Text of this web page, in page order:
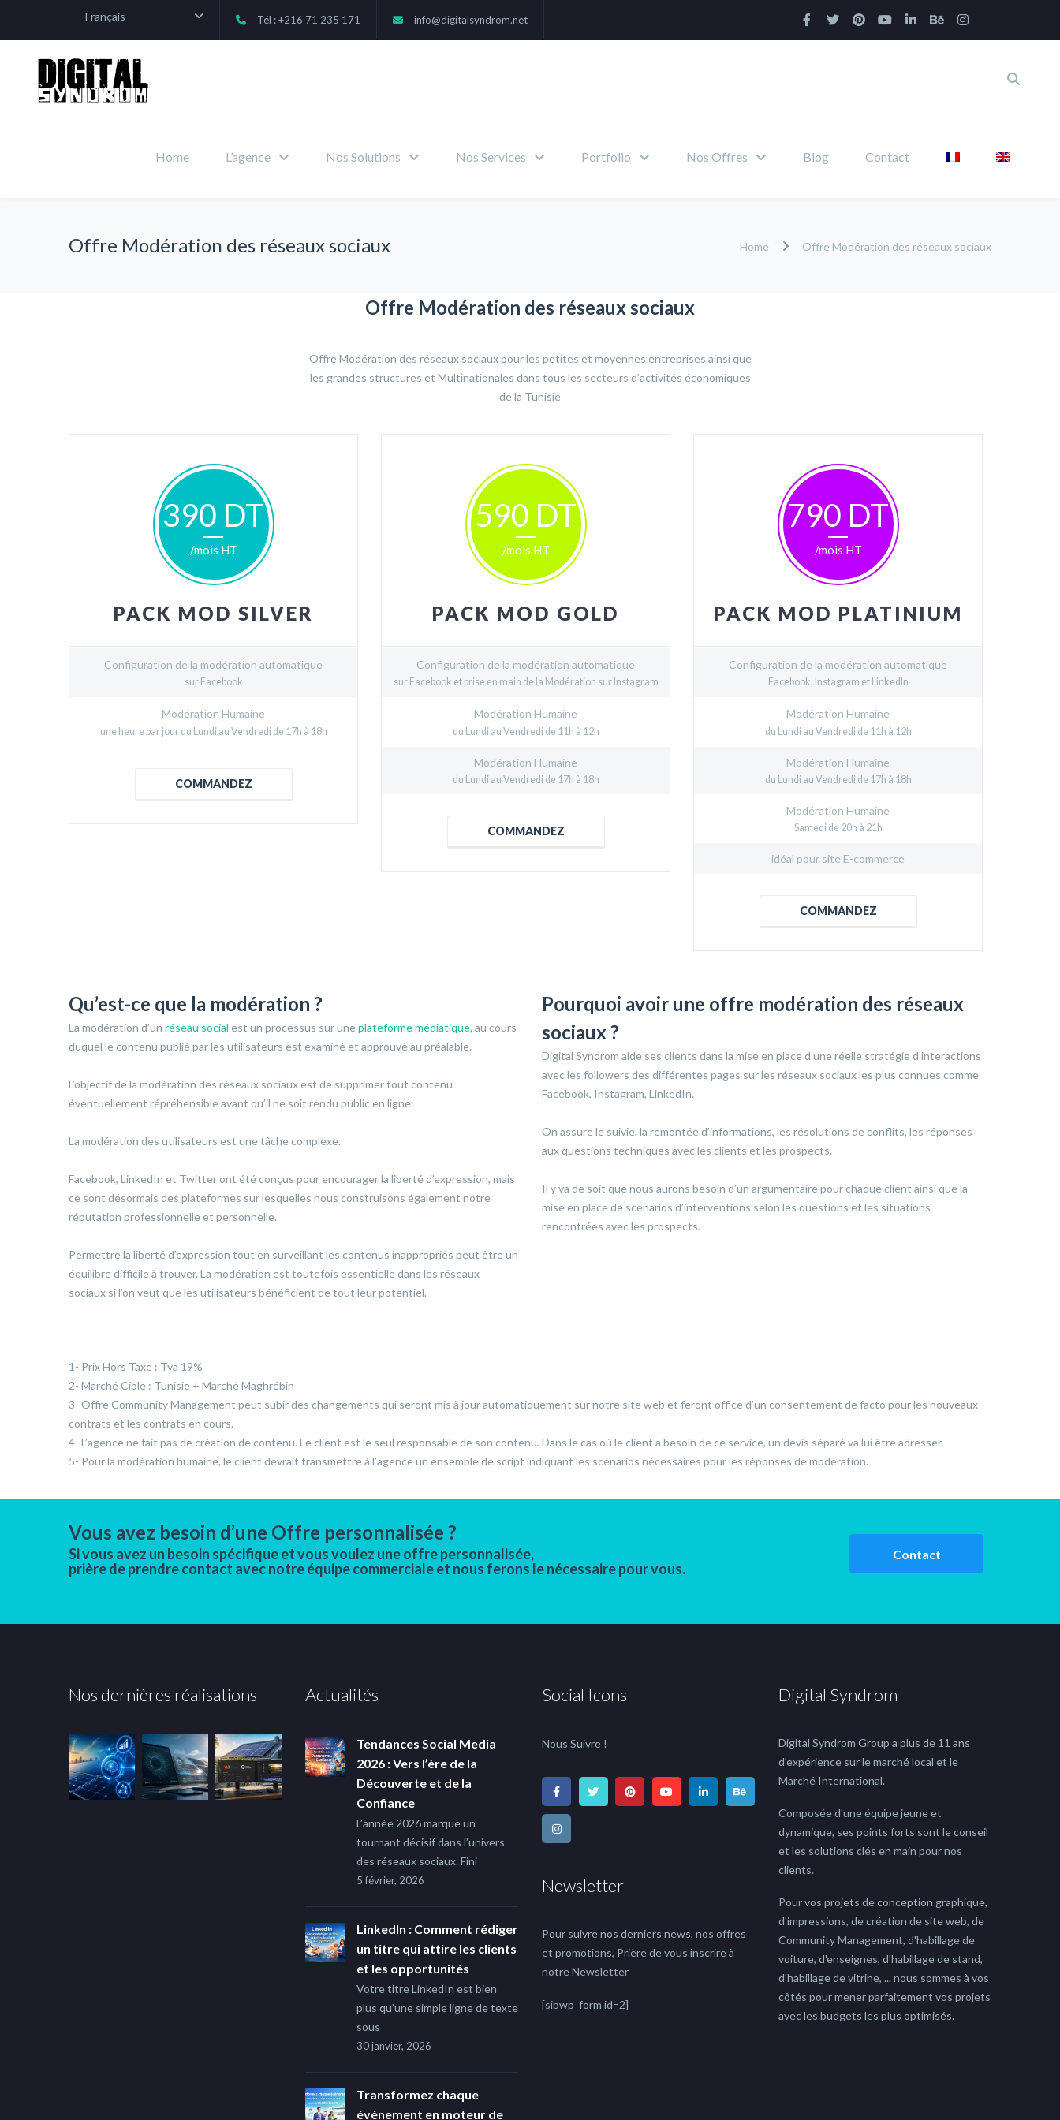
Français Tél : +216 71 235 171 info@digitalsyndrom.net
Home L’agence Nos Solutions Nos Services Portfolio Nos Offres Blog Contact
Offre Modération des réseaux sociaux Home Offre Modération des réseaux sociaux
Offre Modération des réseaux sociaux
Offre Modération des réseaux sociaux pour les petites et moyennes entreprises ainsi que
les grandes structures et Multinationales dans tous les secteurs d’activités économiques
de la Tunisie
PACK MOD SILVER
390 DT
/mois HT
Configuration de la modération automatique
sur Facebook
Modération Humaine
une heure par jour du Lundi au Vendredi de 17h à 18h
COMMANDEZ
PACK MOD GOLD
590 DT
/mois HT
Configuration de la modération automatique
sur Facebook et prise en main de la Modération sur Instagram
Modération Humaine
du Lundi au Vendredi de 11h à 12h
Modération Humaine
du Lundi au Vendredi de 17h à 18h
COMMANDEZ
PACK MOD PLATINIUM
790 DT
/mois HT
Configuration de la modération automatique
Facebook, Instagram et LinkedIn
Modération Humaine
du Lundi au Vendredi de 11h à 12h
Modération Humaine
du Lundi au Vendredi de 17h à 18h
Modération Humaine
Samedi de 20h à 21h
idéal pour site E-commerce
COMMANDEZ
Qu’est-ce que la modération ?
La modération d’un réseau social est un processus sur uneplateforme médiatique, au cours
duquel le contenu publié par les utilisateurs est examiné et approuvé au préalable.
L’objectif de la modération des réseaux sociaux est de supprimer tout contenu
éventuellement répréhensible avant qu’il ne soit rendu public en ligne.
La modération des utilisateurs est une tâche complexe.
Facebook, LinkedIn et Twitter ont été conçus pour encourager la liberté d’expression, mais
ce sont désormais des plateformes sur lesquelles nous construisons également notre
réputation professionnelle et personnelle.
Permettre la liberté d’expression tout en surveillant les contenus inappropriés peut être un
équilibre difficile à trouver. La modération est toutefois essentielle dans les réseaux
sociaux si l’on veut que les utilisateurs bénéficient de tout leur potentiel.
Pourquoi avoir une offre modération des réseaux
sociaux ?
Digital Syndrom aide ses clients dans la mise en place d’une réelle stratégie d’interactions
avec les followers des différentes pages sur les réseaux sociaux les plus connues comme
Facebook, Instagram, LinkedIn.
On assure le suivie, la remontée d’informations, les résolutions de conflits, les réponses
aux questions techniques avec les clients et les prospects.
Il y va de soit que nous aurons besoin d’un argumentaire pour chaque client ainsi que la
mise en place de scénarios d’interventions selon les questions et les situations
rencontrées avec les prospects.
1- Prix Hors Taxe : Tva 19%
2- Marché Cible : Tunisie + Marché Maghrébin
3- Offre Community Management peut subir des changements qui seront mis à jour automatiquement sur notre site web et feront office d’un consentement de facto pour les nouveaux
contrats et les contrats en cours.
4- L’agence ne fait pas de création de contenu. Le client est le seul responsable de son contenu. Dans le cas où le client a besoin de ce service, un devis séparé va lui être adresser.
5- Pour la modération humaine, le client devrait transmettre à l’agence un ensemble de script indiquant les scénarios nécessaires pour les réponses de modération.
Vous avez besoin d’une Offre personnalisée ?
Si vous avez un besoin spécifique et vous voulez une offre personnalisée,
prière de prendre contact avec notre équipe commerciale et nous ferons le nécessaire pour vous.
Contact
Nos dernières réalisations Actualités
Tendances Social Media
2026 : Vers l’ère de la
Découverte et de la
Confiance
L’année 2026 marque un
tournant décisif dans l’univers
des réseaux sociaux. Fini
5 février, 2026
LinkedIn : Comment rédiger
un titre qui attire les clients
et les opportunités
Votre titre LinkedIn est bien
plus qu’une simple ligne de texte
sous
30 janvier, 2026
Transformez chaque
événement en moteur de
Social Icons
Nous Suivre !
Newsletter
Pour suivre nos derniers news, nos offres
et promotions, Prière de vous inscrire à
notre Newsletter
[sibwp_form id=2]
Digital Syndrom
Digital Syndrom Group a plus de 11 ans
d'expérience sur le marché local et le
Marché International.
Composée d'une équipe jeune et
dynamique, ses points forts sont le conseil
et les solutions clés en main pour nos
clients.
Pour vos projets de conception graphique,
d'impressions, de création de site web, de
Community Management, d'habillage de
voiture, d'enseignes, d'habillage de stand,
d'habillage de vitrine, ... nous sommes à vos
côtés pour mener parfaitement vos projets
avec les budgets les plus optimisés.